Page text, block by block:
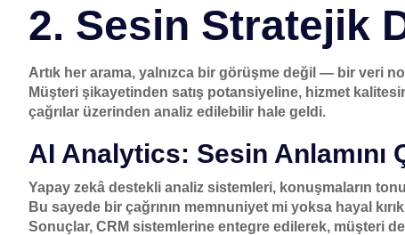
2. Sesin Stratejik
Artık her arama, yalnızca bir görüşme değil — bir veri
Müşteri şikayetinden satış potansiyeline, hizmet
çağrılar üzerinden analiz edilebilir hale geldi.
AI Analytics: Sesin Anlamını
Yapay zekâ destekli analiz sistemleri, konuşmaların
Bu sayede bir çağrının memnuniyet mi yoksa hayal
Sonuçlar, CRM sistemlerine entegre edilerek, müşteri